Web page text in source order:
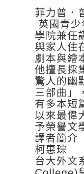
菲力普．
英國青
學院兼任
與家人住
劇本與繪
他擅長採
驚人的幽
三部曲」
有多本短
以來最偉
予榮譽文
譯者簡介
柯惠琮
台大外文